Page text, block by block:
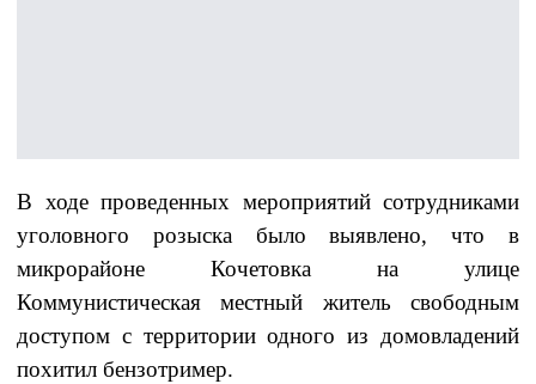
В ходе проведенных мероприятий сотрудниками
уголовного розыска было выявлено, что в
микрорайоне Кочетовка на улице
Коммунистическая местный житель свободным
доступом с территории одного из домовладений
похитил бензотример.